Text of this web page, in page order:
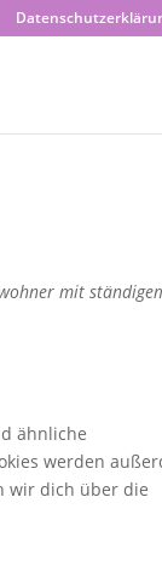
mit
ähnliche
werden
wir dich über die